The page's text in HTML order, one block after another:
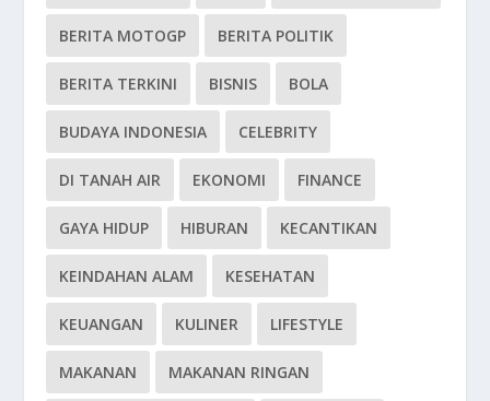
BERITA MOTOGP BERITA POLITIK
BERITA TERKINI BISNIS BOLA
BUDAYA INDONESIA CELEBRITY
DI TANAH AIR EKONOMI FINANCE
GAYA HIDUP HIBURAN KECANTIKAN
KEINDAHAN ALAM KESEHATAN
KEUANGAN KULINER LIFESTYLE
MAKANAN MAKANAN RINGAN